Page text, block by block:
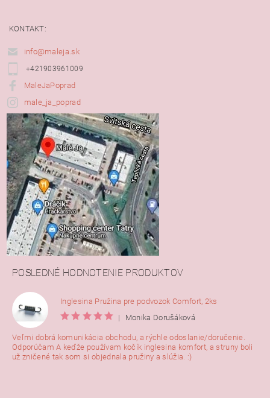
KONTAKT:
info@maleja.sk
+421903961009
MaleJaPoprad
male_ja_poprad
POSLEDNÉ HODNOTENIE PRODUKTOV
Inglesina Pružina pre podvozok Comfort, 2ks
|
Monika Dorušáková
Veľmi dobrá komunikácia obchodu, a rýchle odoslanie/doručenie.
Odporúčam A keďže používam kočík inglesina komfort, a struny boli
už zničené tak som si objednala pružiny a slúžia. :)